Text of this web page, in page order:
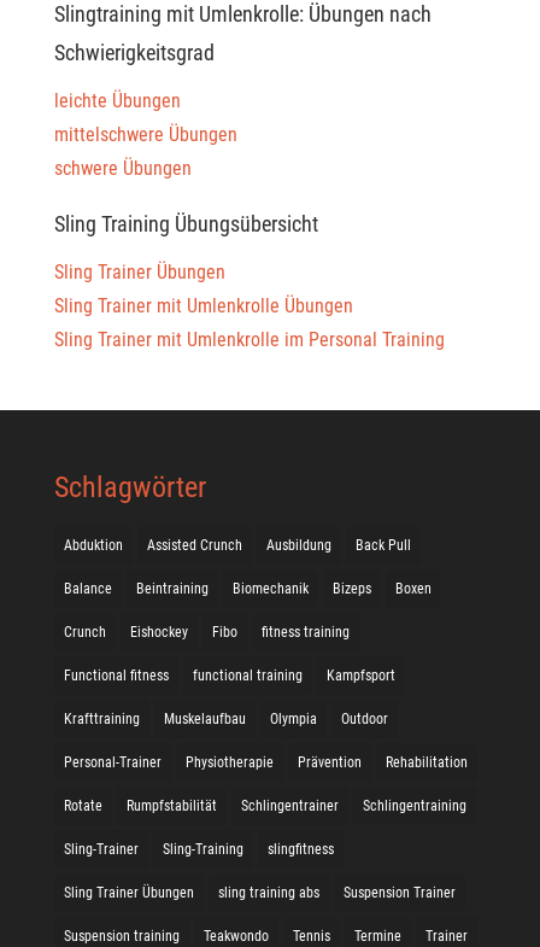
Slingtraining mit Umlenkrolle: Übungen nach
Schwierigkeitsgrad
leichte Übungen
mittelschwere Übungen
schwere Übungen
Sling Training Übungsübersicht
Sling Trainer Übungen
Sling Trainer mit Umlenkrolle Übungen
Sling Trainer mit Umlenkrolle im Personal Training
Schlagwörter
Abduktion Assisted Crunch Ausbildung Back Pull
Balance Beintraining Biomechanik Bizeps Boxen
Crunch Eishockey Fibo fitness training
Functional fitness functional training Kampfsport
Krafttraining Muskelaufbau Olympia Outdoor
Personal-Trainer Physiotherapie Prävention Rehabilitation
Rotate Rumpfstabilität Schlingentrainer Schlingentraining
Sling-Trainer Sling-Training slingfitness
Sling Trainer Übungen sling training abs Suspension Trainer
Suspension training Teakwondo Tennis Termine Trainer